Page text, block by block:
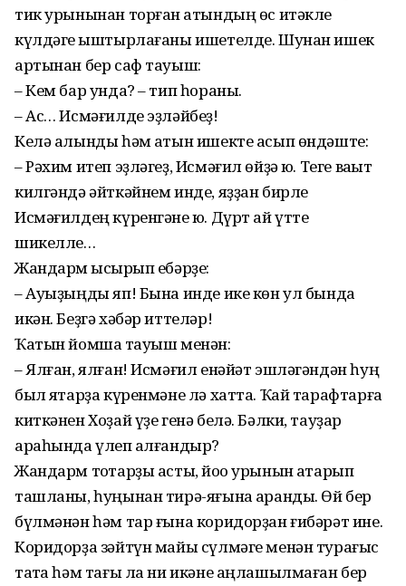
тик урынынан торған ҡатындың өс итәкле
күлдәге ҡыштырлағаны ишетелде. Шунан ишек
артынан бер саф тауыш:
– Кем бар унда? – тип һораны.
– Ас… Исмәғилде эҙләйбеҙ!
Келә алынды һәм ҡатын ишекте асып өндәште:
– Рәхим итеп эҙләгеҙ, Исмәғил өйҙә юҡ. Теге ваҡыт
килгәндә әйткәйнем инде, яҙҙан бирле
Исмәғилдең күренгәне юҡ. Дүрт ай үтте
шикелле…
Жандарм ҡысҡырып ебәрҙе:
– Ауыҙыңды яп! Бына инде ике көн ул бында
икән. Беҙгә хәбәр иттеләр!
Ҡатын йомшаҡ тауыш менән:
– Ялған, ялған! Исмәғил енәйәт эшләгәндән һуң
был яҡтарҙа күренмәне лә хатта. Ҡай тарафтарға
киткәнен Хоҙай үҙе генә белә. Бәлки, тауҙар
араһында үлеп ҡалғандыр?
Жандарм тоҡтарҙы асты, йоҡо урынын аҡтарып
ташланы, һуңынан тирә-яғына ҡаранды. Өй бер
бүлмәнән һәм тар ғына коридорҙан ғибәрәт ине.
Коридорҙа зәйтүн майы сүлмәге менән турағыс
таҡта һәм тағы ла ни икәне аңлашылмаған бер